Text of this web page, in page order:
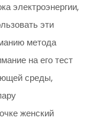
электроэнергии,
эти
метода
на его тест
среды,
женский